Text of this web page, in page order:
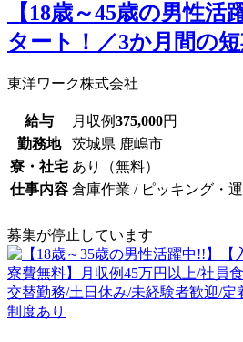
【18歳～45歳の男性活
タート！／3か月間の
東洋ワーク株式会社
給与 月収例375,000円
勤務地
茨城県 鹿嶋市
寮・社宅 あり（無料）
仕事内容 倉庫作業 / ピッキング・
募集が停止しています